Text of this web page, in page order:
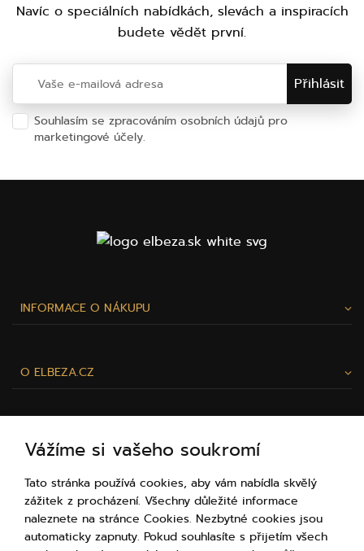
Navíc o speciálních nabídkách, slevách a inspiracích
budete vědět první.
Souhlasím se zpracováním osobních údajů pro
marketingové účely.
INFORMACE O NÁKUPU
O ELBEZA.CZ
RÁDI VÁM POMŮŽEME!
Vážíme si vašeho soukromí
Tato stránka používá cookies, aby vám nabídla skvělý
zážitek z procházení. Všechny důležité informace
naleznete na stránce Cookies. Nezbytné cookies jsou
automaticky zapnuty. Pokud souhlasíte s přijetím všech